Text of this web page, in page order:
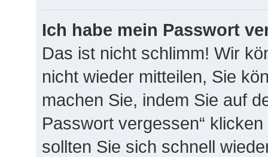
Ich habe mein Passwort
Das ist nicht schlimm! Wir
nicht wieder mitteilen, Sie
machen Sie, indem Sie auf
Passwort vergessen“
sollten Sie sich schnell